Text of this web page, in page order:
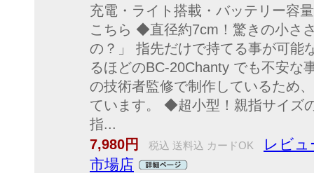
充電・ライト搭載・バッテリー容
こちら ◆直径約7cm！驚きの小さ
の？」 指先だけで持てる事が可能
るほどのBC-20Chanty でも不安な
の技術者監修で制作しているため
ています。 ◆超小型！親指サイズ
指...
7,980円
税込 送料込 カードOK
レビュ
市場店